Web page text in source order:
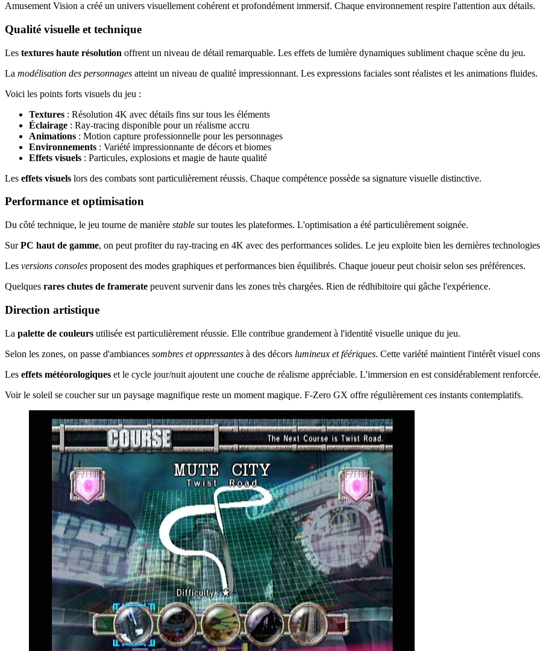
Amusement Vision a créé un univers visuellement cohérent et profondément immersif. Chaque environnement respire l'attention aux détails.
Qualité visuelle et technique
Les textures haute résolution offrent un niveau de détail remarquable. Les effets de lumière dynamiques subliment chaque scène du jeu.
La modélisation des personnages atteint un niveau de qualité impressionnant. Les expressions faciales sont réalistes et les animations fluides.
Voici les points forts visuels du jeu :
Textures : Résolution 4K avec détails fins sur tous les éléments
Éclairage : Ray-tracing disponible pour un réalisme accru
Animations : Motion capture professionnelle pour les personnages
Environnements : Variété impressionnante de décors et biomes
Effets visuels : Particules, explosions et magie de haute qualité
Les effets visuels lors des combats sont particulièrement réussis. Chaque compétence possède sa signature visuelle distinctive.
Performance et optimisation
Du côté technique, le jeu tourne de manière stable sur toutes les plateformes. L'optimisation a été particulièrement soignée.
SurPC haut de gamme, on peut profiter du ray-tracing en 4K avec des performances solides. Le jeu exploite bien les dernières
Les versions consoles proposent des modes graphiques et performances bien équilibrés. Chaque joueur peut choisir selon ses préférences.
Quelques rares chutes de framerate peuvent survenir dans les zones très chargées. Rien de rédhibitoire qui gâche l'expérience.
Direction artistique
La palette de couleurs utilisée est particulièrement réussie. Elle contribue grandement à l'identité visuelle unique du jeu.
Selon les zones, on passe d'ambiances sombres et oppressantes à des décors lumineux et féériques. Cette variété maintient l'intérêt visuel
Les effets météorologiques et le cycle jour/nuit ajoutent une couche de réalisme appréciable. L'immersion en est considérablement renforcée.
Voir le soleil se coucher sur un paysage magnifique reste un moment magique. F-Zero GX offre régulièrement ces instants contemplatifs.